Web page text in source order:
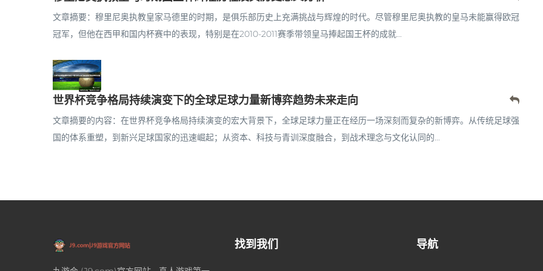
文章摘要：穆里尼奥执教皇家马德里的时期，是俱乐部历史上充满挑战与辉煌的时代。尽管穆里尼奥执教的皇马未能赢得欧冠
冠军，但他在西甲和国内杯赛中的表现，特别是在2010-2011赛季带领皇马捧起国王杯的成就...
世界杯竞争格局持续演变下的全球足球力量新博弈趋势未来走向
文章摘要的内容：在世界杯竞争格局持续演变的宏大背景下，全球足球力量正在经历一场深刻而复杂的新博弈。从传统足球强
国的体系重塑，到新兴足球国家的迅速崛起；从资本、科技与青训深度融合，到战术理念与文化认同的...
找到我们 导航